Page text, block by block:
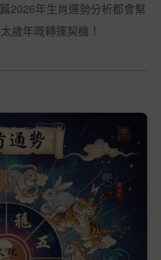
2026年生肖運勢分析都會幫
歲年嘅轉運契機！